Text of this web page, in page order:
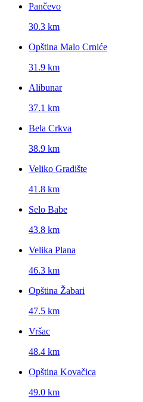
Pančevo
30.3 km
Opština Malo Crniće
31.9 km
Alibunar
37.1 km
Bela Crkva
38.9 km
Veliko Gradište
41.8 km
Selo Babe
43.8 km
Velika Plana
46.3 km
Opština Žabari
47.5 km
Vršac
48.4 km
Opština Kovačica
49.0 km